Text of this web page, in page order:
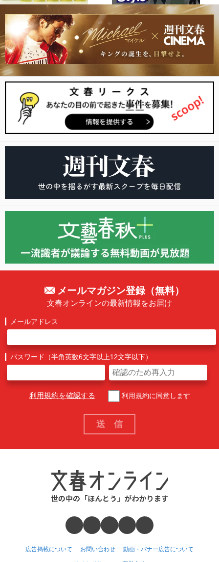
メールマガジン登録（無料）
文春オンラインの最新情報をお届け
メールアドレス
パスワード（半角英数6文字以上12文字以下）
利用規約を確認する 利用規約に同意します
広告掲載について お問い合わせ 動画・バナー広告について